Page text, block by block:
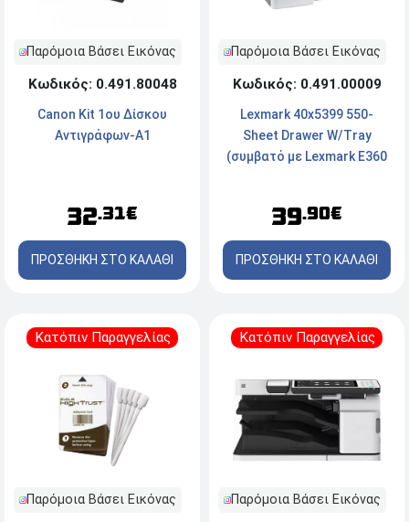
Παρόμοια Βάσει Εικόνας
Κωδικός: 0.491.80048
Canon Kit 1ου Δίσκου
Αντιγράφων-A1
32.31€
ΠΡΟΣΘΗΚΗ ΣΤΟ ΚΑΛΑΘΙ
Παρόμοια Βάσει Εικόνας
Κωδικός: 0.491.00009
Lexmark 40x5399 550-
Sheet Drawer W/Tray
(συμβατό με Lexmark E360
39.90€
ΠΡΟΣΘΗΚΗ ΣΤΟ ΚΑΛΑΘΙ
Κατόπιν Παραγγελίας
Παρόμοια Βάσει Εικόνας
Κατόπιν Παραγγελίας
Παρόμοια Βάσει Εικόνας